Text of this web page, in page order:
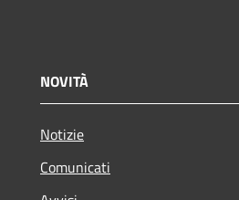
NOVITÀ
Notizie
Comunicati